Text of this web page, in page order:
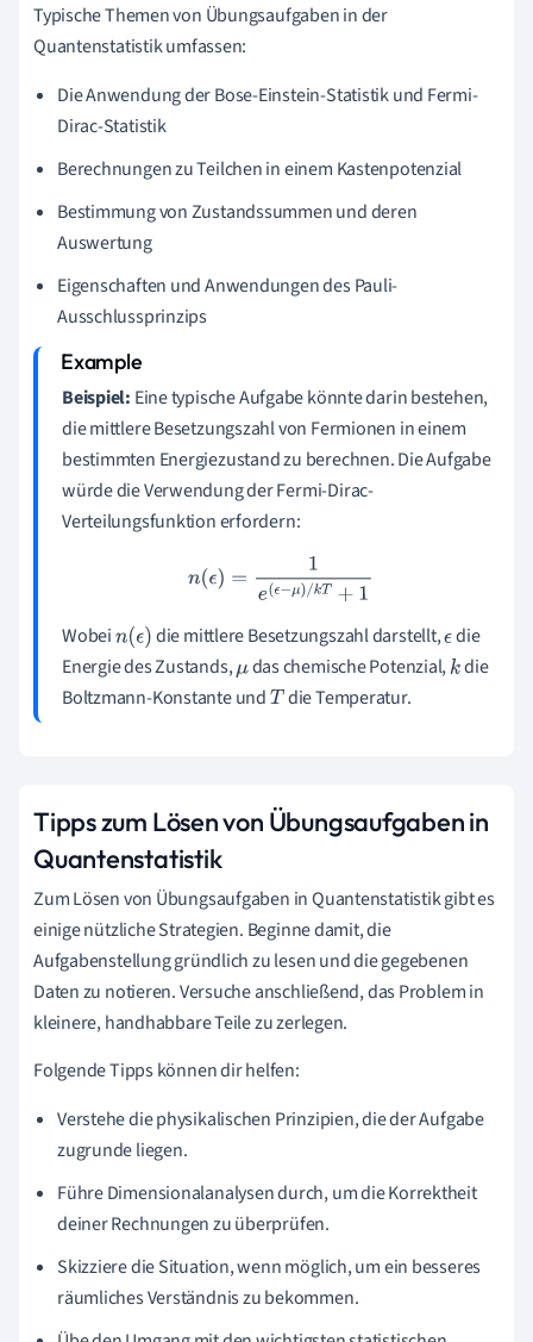
Typische Themen von Übungsaufgaben in der
Quantenstatistik umfassen:
Die Anwendung der Bose-Einstein-Statistik und Fermi-
Dirac-Statistik
Berechnungen zu Teilchen in einem Kastenpotenzial
Bestimmung von Zustandssummen und deren
Auswertung
Eigenschaften und Anwendungen des Pauli-
Ausschlussprinzips
Beispiel: Eine typische Aufgabe könnte darin bestehen,
die mittlere Besetzungszahl von Fermionen in einem
bestimmten Energiezustand zu berechnen. Die Aufgabe
würde die Verwendung der Fermi-Dirac-
Verteilungsfunktion erfordern:
n( ϵ)= 1e(ϵ−μ)/kT+1
Wobein(ϵ) die mittlere Besetzungszahl darstellt,ϵdie
Energie des Zustands,μdas chemische Potenzial,kdie
Boltzmann-Konstante undT die Temperatur.
Tipps zum Lösen von Übungsaufgaben in
Quantenstatistik
Zum Lösen von Übungsaufgaben in Quantenstatistik gibt es
einige nützliche Strategien. Beginne damit, die
Aufgabenstellung gründlich zu lesen und die gegebenen
Daten zu notieren. Versuche anschließend, das Problem in
kleinere, handhabbare Teile zu zerlegen.
Folgende Tipps können dir helfen:
Verstehe die physikalischen Prinzipien, die der Aufgabe
zugrunde liegen.
Führe Dimensionalanalysen durch, um die Korrektheit
deiner Rechnungen zu überprüfen.
Skizziere die Situation, wenn möglich, um ein besseres
räumliches Verständnis zu bekommen.